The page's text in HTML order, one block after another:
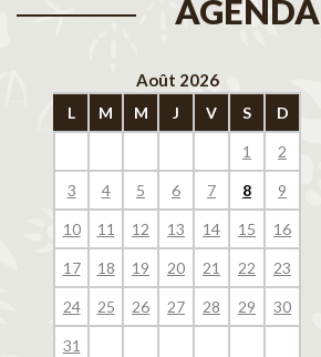
AGENDA
Août 2026
L M M J V S D
1 2
3 4 5 6 7 8 9
10 11 12 13 14 15 16
17 18 19 20 21 22 23
24 25 26 27 28 29 30
31